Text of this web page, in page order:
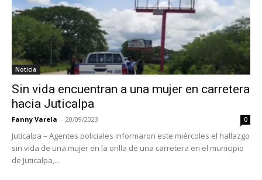
Noticia
Sin vida encuentran a una mujer en carretera
hacia Juticalpa
Fanny Varela - 20/09/2023 0
Juticalpa – Agentes policiales informaron este miércoles el hallazgo
sin vida de una mujer en la orilla de una carretera en el municipio
de Juticalpa,...